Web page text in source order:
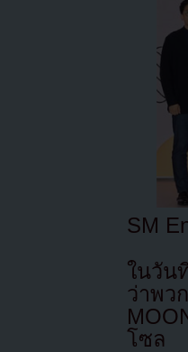
SM
ในวัน
ว่าพว
โซล